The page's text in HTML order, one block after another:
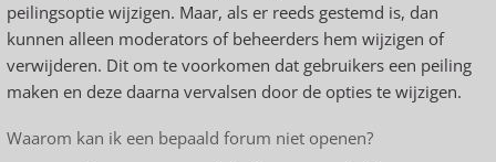
peilingsoptie wijzigen. Maar, als er reeds gestemd is, dan
kunnen alleen moderators of beheerders hem wijzigen of
verwijderen. Dit om te voorkomen dat gebruikers een peiling
maken en deze daarna vervalsen door de opties te wijzigen.
Waarom kan ik een bepaald forum niet openen?